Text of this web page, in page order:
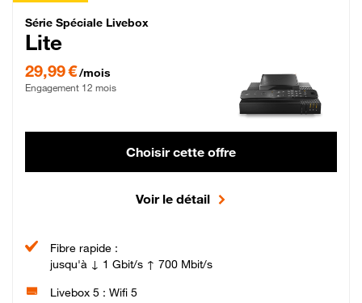
Série Spéciale Livebox Lite Fibre
Série Spéciale Livebox
Lite
29,99 €/mois
Engagement 12 mois
Choisir cette offre
Voir le détail
Fibre rapide :
jusqu'à ↓ 1 Gbit/s ↑ 700 Mbit/s
Livebox 5 : Wifi 5